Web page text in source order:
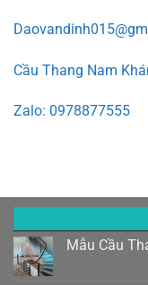
Cầu Thang Nam
Zalo: 0978877555
Mẫu Cầu